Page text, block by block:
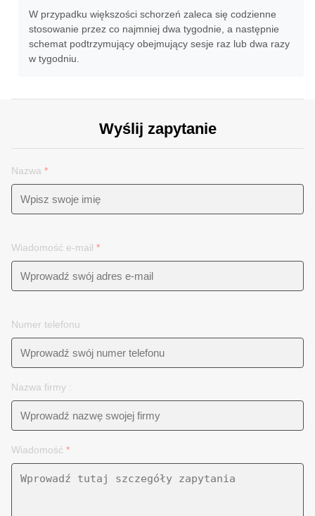
W przypadku większości schorzeń zaleca się codzienne
stosowanie przez co najmniej dwa tygodnie, a następnie
schemat podtrzymujący obejmujący sesje raz lub dwa razy
w tygodniu.
Wyślij zapytanie
Nazwa *
Wiadomość e-mail *
Numer telefonu
Nazwa firmy :
Wiadomość *